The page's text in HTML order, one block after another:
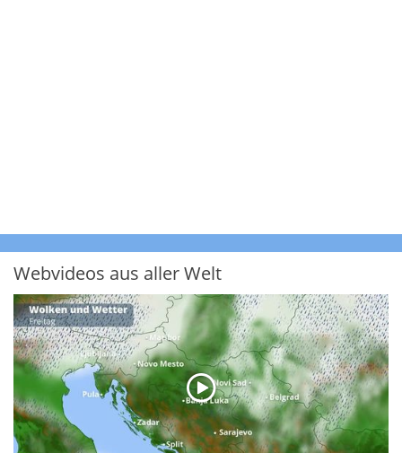
Webvideos aus aller Welt